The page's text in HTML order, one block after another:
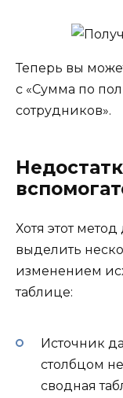
Теперь вы
с «Сумма по
сотрудников».
Хотя этот
выделить
изменением
таблице:
Источник
столбцом
сводная